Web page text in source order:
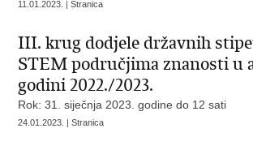
11.01.2023. | Stranica
III. krug dodjele državnih
STEM područjima znanosti u
godini 2022./2023.
Rok: 31. siječnja 2023. godine do 12 sati
24.01.2023. | Stranica